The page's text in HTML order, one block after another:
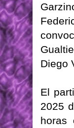
Diego
El
2025
horas